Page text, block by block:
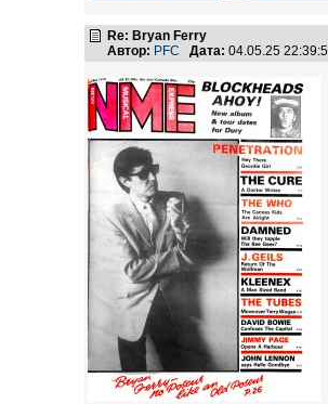
Re: Bryan Ferry
Автор: PFC Дата: 04.05.25